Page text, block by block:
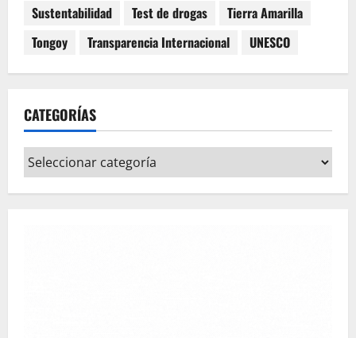
Sustentabilidad
Test de drogas
Tierra Amarilla
Tongoy
Transparencia Internacional UNESCO
CATEGORÍAS
Categorías